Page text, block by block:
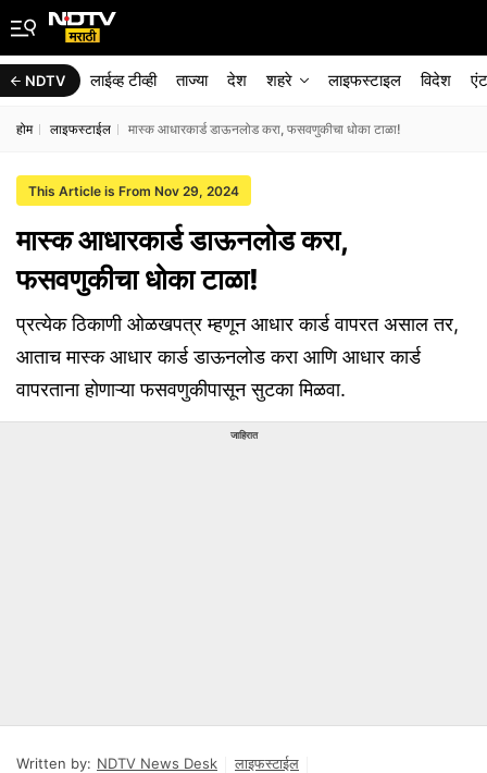
NDTV लाईव्ह टीव्ही ताज्या देश शहरे लाइफस्टाइल विदेश
होम लाइफस्टाईल मास्क आधारकार्ड डाऊनलोड करा, फसवणुकीचा धोका टाळा!
This Article is From Nov 29, 2024
मास्क आधारकार्ड डाऊनलोड करा,
फसवणुकीचा धोका टाळा!
प्रत्येक ठिकाणी ओळखपत्र म्हणून आधार कार्ड वापरत असाल तर,
आताच मास्क आधार कार्ड डाऊनलोड करा आणि आधार कार्ड
वापरताना होणाऱ्या फसवणुकीपासून सुटका मिळवा.
जाहिरात
Written by: NDTV News Desk
लाइफस्टाईल